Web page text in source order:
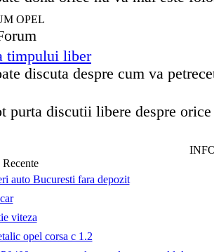
OPEL
timpului liber
discuta despre cum va
purta discutii libere despre
auto Bucuresti fara depozit
viteza
opel corsa c 1.2